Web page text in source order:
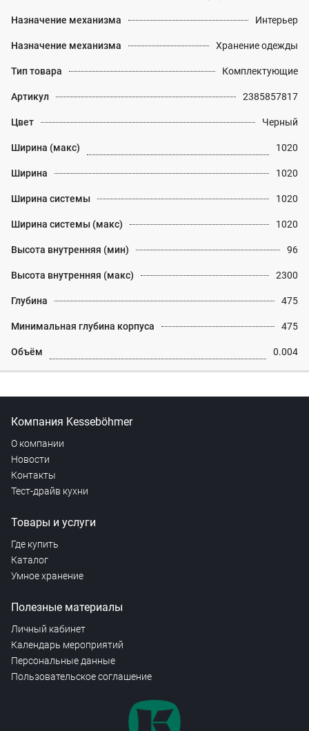
Назначение механизма Интерьер
Назначение механизма Хранение одежды
Тип товара Комплектующие
Артикул 2385857817
Цвет Черный
Ширина (макс) 1020
Ширина 1020
Ширина системы 1020
Ширина системы (макс) 1020
Высота внутренняя (мин) 96
Высота внутренняя (макс) 2300
Глубина 475
Минимальная глубина корпуса 475
Объём 0.004
Компания Kesseböhmer
О компании
Новости
Контакты
Тест-драйв кухни
Товары и услуги
Где купить
Каталог
Умное хранение
Полезные материалы
Личный кабинет
Календарь мероприятий
Персональные данные
Пользовательское соглашение